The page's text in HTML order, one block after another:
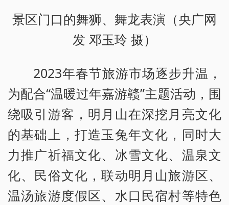
景区门口的舞狮、舞龙表演（央广网
发 邓玉玲 摄）
2023年春节旅游市场逐步升温，
为配合“温暖过年嘉游赣”主题活动，围
绕吸引游客，明月山在深挖月亮文化
的基础上，打造玉兔年文化，同时大
力推广祈福文化、冰雪文化、温泉文
化、民俗文化，联动明月山旅游区、
温汤旅游度假区、水口民宿村等特色